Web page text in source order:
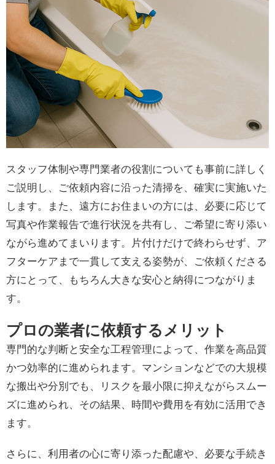
スタッフ体制や専門業者の役割についても事前に詳しく
ご説明し、ご依頼内容に沿った清掃を、確実に実施いた
します。また、遠方にお住まいの方には、必要に応じて
写真や作業報告で進行状況を共有し、ご希望に寄り添い
ながら進めてまいります。片付けだけで終わらせず、ア
フターケアまで一貫して支える姿勢が、ご依頼くださる
方にとって、もちろん大きな安心と納得につながりま
す。
プロの業者に依頼するメリット
専門的な判断と安全な工程管理によって、作業を高品質
かつ効率的に進められます。マンションなどでの大規模
な搬出や分別でも、リスクを最小限に抑えながらスムー
ズに進められ、その結果、時間や費用を有効に活用でき
ます。
さらに、利用者の心に寄り添った配慮や、必要な手続き